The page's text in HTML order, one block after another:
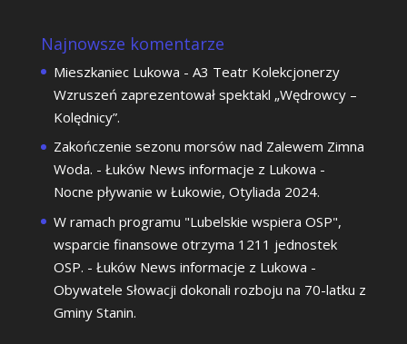
Najnowsze komentarze
Mieszkaniec Lukowa - A3 Teatr Kolekcjonerzy
Wzruszeń zaprezentował spektakl „Wędrowcy –
Kolędnicy”.
Zakończenie sezonu morsów nad Zalewem Zimna
Woda. - Łuków News informacje z Lukowa -
Nocne pływanie w Łukowie, Otyliada 2024.
W ramach programu "Lubelskie wspiera OSP",
wsparcie finansowe otrzyma 1211 jednostek
OSP. - Łuków News informacje z Lukowa -
Obywatele Słowacji dokonali rozboju na 70-latku z
Gminy Stanin.